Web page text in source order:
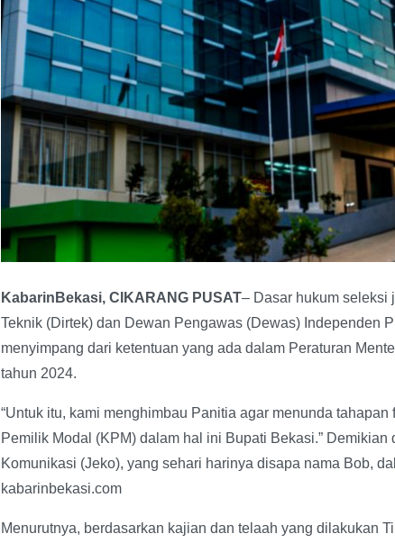
KabarinBekasi, CIKARANG PUSAT– Dasar hukum seleksi
Teknik (Dirtek) dan Dewan Pengawas (Dewas) Independen
menyimpang dari ketentuan yang ada dalam Peraturan
tahun 2024.
“Untuk itu, kami menghimbau Panitia agar menunda
Pemilik Modal (KPM) dalam hal ini Bupati Bekasi.”
Komunikasi (Jeko), yang sehari harinya disapa nama Bob,
kabarinbekasi.com
Menurutnya, berdasarkan kajian dan telaah yang dilakukan